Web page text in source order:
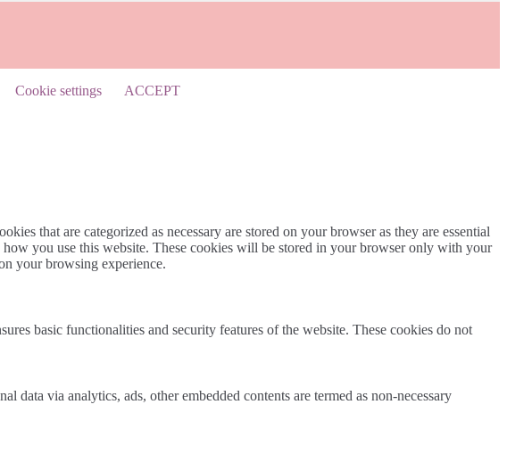
Cookie settings
ACCEPT
that are categorized as necessary are stored on your browser as they are essential
you use this website. These cookies will be stored in your browser only with your
your browsing experience.
basic functionalities and security features of the website. These cookies do not
via analytics, ads, other embedded contents are termed as non-necessary